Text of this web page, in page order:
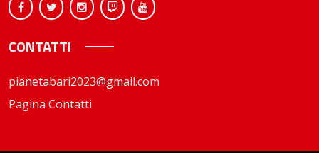
CONTATTI
pianetabari2023@gmail.com
Pagina Contatti